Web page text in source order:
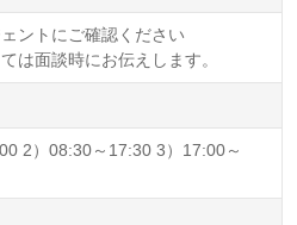
ントにご確認ください
は面談時にお伝えします。
2）08:30～17:30 3）17:00～